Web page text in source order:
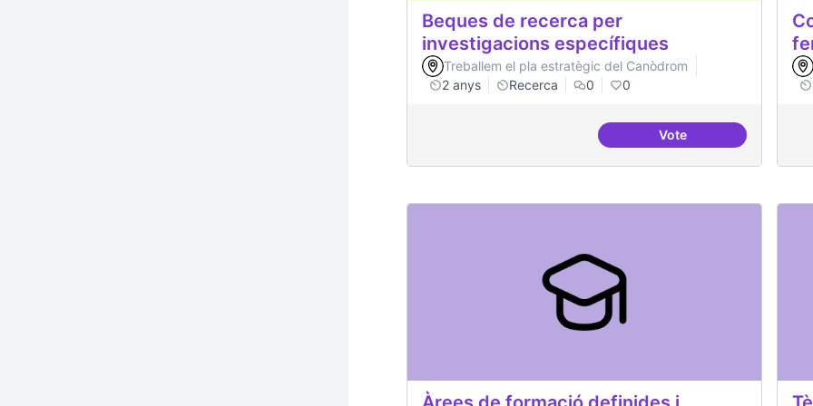
Beques de recerca per
investigacions específiques
Treballem el pla estratègic del Canòdrom
2 anys
Recerca 0 0
VoteBeques de recerca